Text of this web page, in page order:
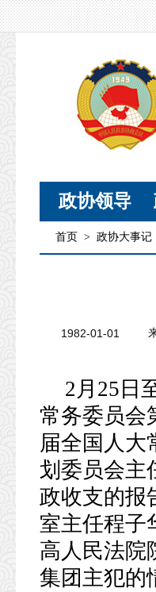
政协领导
首页 > 政协大事记
1982-01-01
2月25日
常务委员会
届全国人大
划委员会主
政收支的报
室主任程子
高人民法院
集团主犯的